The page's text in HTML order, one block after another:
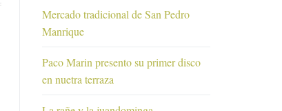
Mercado tradicional de San Pedro
Manrique
Paco Marin presento su primer disco
en nuetra terraza